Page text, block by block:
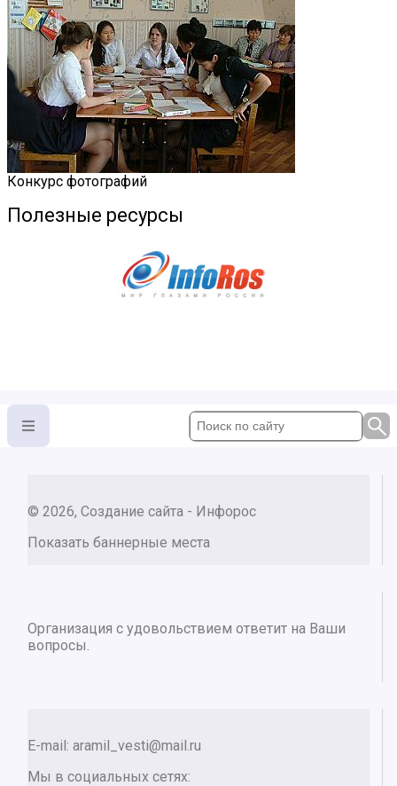
Конкурс фотографий
Полезные ресурсы
© 2026, Создание сайта - Инфорос
Показать баннерные места
Организация с удовольствием ответит на Ваши
вопросы.
E-mail: aramil_vesti@mail.ru
Мы в социальных сетях: